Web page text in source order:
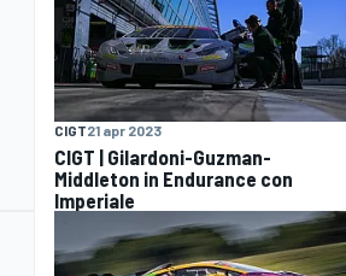
CIGT21 apr 2023
CIGT | Gilardoni-Guzman-
Middleton in Endurance con
Imperiale